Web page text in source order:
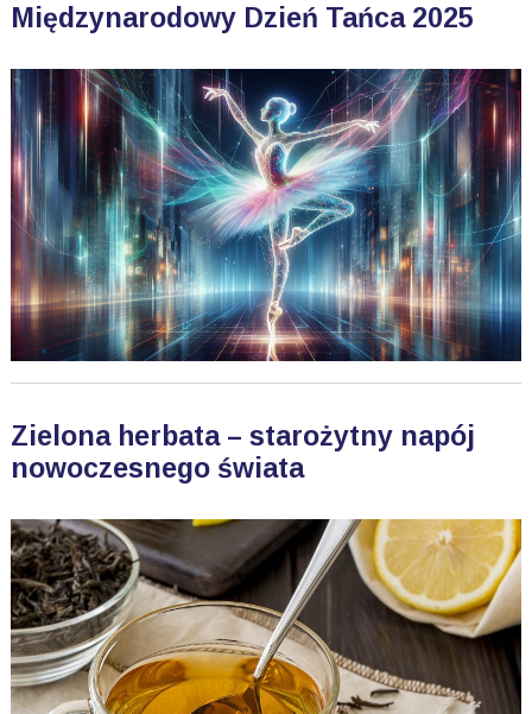
Międzynarodowy Dzień Tańca 2025
Zielona herbata – starożytny napój
nowoczesnego świata